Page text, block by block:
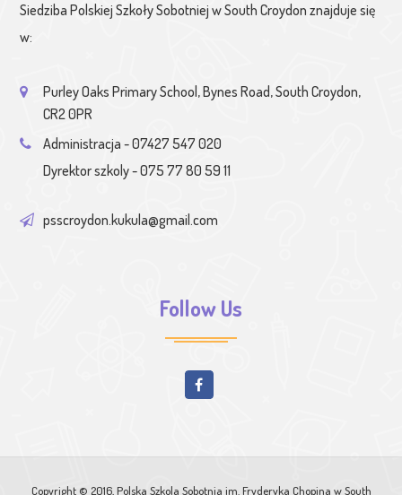
Siedziba Polskiej Szkoły Sobotniej w South Croydon znajduje się
w:
Purley Oaks Primary School, Bynes Road, South Croydon,
CR2 0PR
Administracja - 07427 547 020
Dyrektor szkoly - 075 77 80 59 11
psscroydon.kukula@gmail.com
Follow Us
Copyright © 2016, Polska Szkola Sobotnia im. Fryderyka Chopina w South